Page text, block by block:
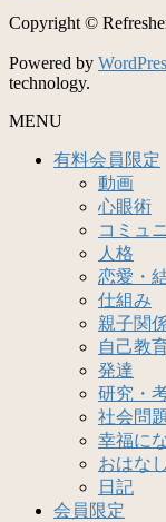
Copyright ©
Powered by
technology.
MENU
有料会員限定
動画
心眼術
コミュ
人格
恋愛・
仕組み
親子関
自己教
発達
研究・
社会問題
幸福に
おはなし
日記
会員限定